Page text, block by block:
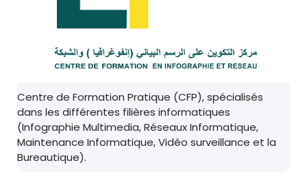
Centre de Formation Pratique (CFP), spécialisés
dans les différentes filières informatiques
(Infographie Multimedia, Réseaux Informatique,
Maintenance Informatique, Vidéo surveillance et la
Bureautique).